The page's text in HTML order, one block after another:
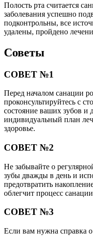
Полость рта считается
заболевания успешно
подконтрольны, все
удалены, пройдено
Советы
СОВЕТ №1
Перед началом санации
проконсультируйтесь с
состояние ваших зубов и
индивидуальный план
здоровье.
СОВЕТ №2
Не забывайте о
зубы дважды в день и
предотвратить
облегчит процесс
СОВЕТ №3
Если вам нужна справка